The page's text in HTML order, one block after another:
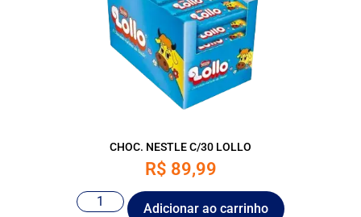
CHOC. NESTLE C/30 LOLLO
R$ 89,99
Adicionar ao carrinho